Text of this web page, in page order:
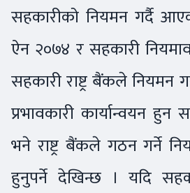
सहकारीको नियमन गर्दै
ऐन २०७४ र सहकारी
सहकारी राष्ट्र बैंकले नियमन
प्रभावकारी कार्यान्वयन
भने राष्ट्र बैंकले गठन गर्ने
हुनुपर्ने देखिन्छ । यदि